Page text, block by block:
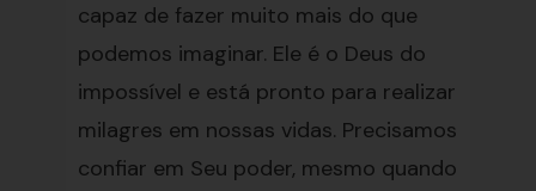
capaz de fazer muito mais do que
podemos imaginar. Ele é o Deus do
impossível e está pronto para realizar
milagres em nossas vidas. Precisamos
confiar em Seu poder, mesmo quando